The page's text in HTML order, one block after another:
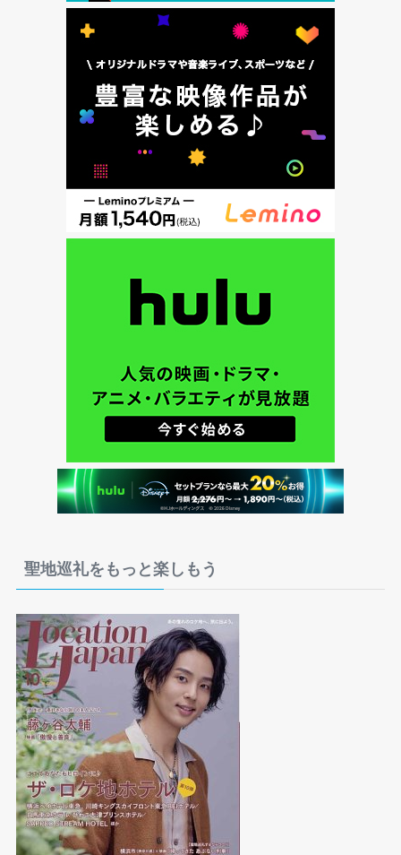
聖地巡礼をもっと楽しもう